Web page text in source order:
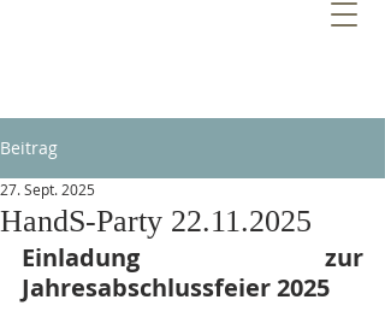
Beitrag
HandS-Party 22.11.2025
27. Sept. 2025
Einladung zur
Jahresabschlussfeier 2025